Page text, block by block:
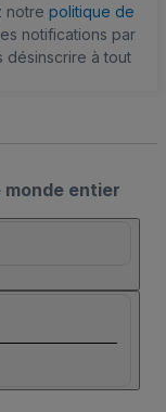
notre politique de
notifications par
désinscrire à tout
entier